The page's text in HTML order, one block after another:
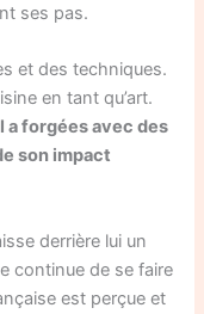
ses pas.
et des techniques.
en tant qu’art.
a forgées avec des
son impact
derrière lui un
continue de se faire
est perçue et